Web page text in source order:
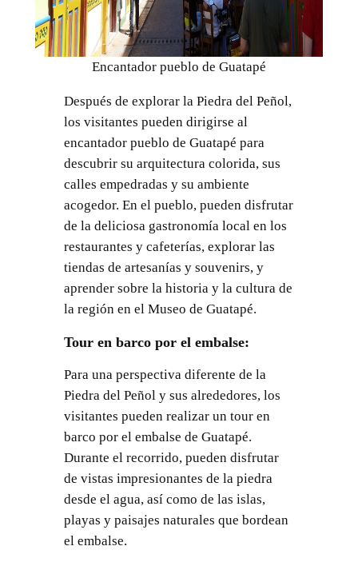
Encantador pueblo de Guatapé
Después de explorar la Piedra del Peñol,
los visitantes pueden dirigirse al
encantador pueblo de Guatapé para
descubrir su arquitectura colorida, sus
calles empedradas y su ambiente
acogedor. En el pueblo, pueden disfrutar
de la deliciosa gastronomía local en los
restaurantes y cafeterías, explorar las
tiendas de artesanías y souvenirs, y
aprender sobre la historia y la cultura de
la región en el Museo de Guatapé.
Tour en barco por el embalse:
Para una perspectiva diferente de la
Piedra del Peñol y sus alrededores, los
visitantes pueden realizar un tour en
barco por el embalse de Guatapé.
Durante el recorrido, pueden disfrutar
de vistas impresionantes de la piedra
desde el agua, así como de las islas,
playas y paisajes naturales que bordean
el embalse.